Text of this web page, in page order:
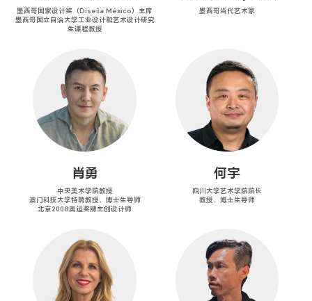
墨西哥国家设计奖（Diseña México）主席
墨西哥国立自治大学工业设计和艺术设计研究
生课程教授
墨西哥当代艺术家
肖勇
中央美术学院教授
澳门科技大学特聘教授、博士生导师
北京2008奥运奖牌主创设计师
何宇
四川大学艺术学院院长
教授、博士生导师